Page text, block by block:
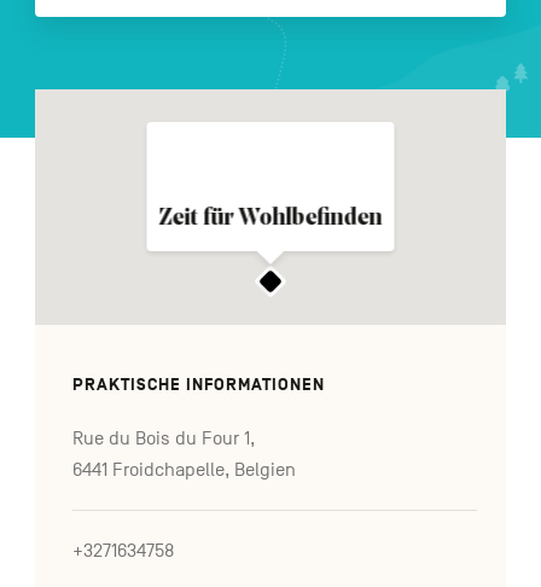
Zeit für Wohlbefinden
PRAKTISCHE INFORMATIONEN
Rue du Bois du Four 1,
6441 Froidchapelle, Belgien
+3271634758